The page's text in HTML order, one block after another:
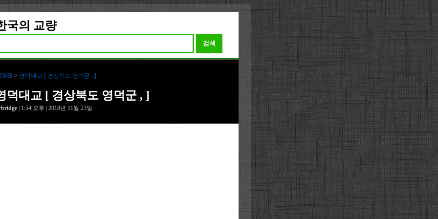
국의 교량
검색
> 영덕대교 [ 경상북도 영덕군 , ]
덕대교 [ 경상북도 영덕군 , ]
| 1:54 오후 | 2018년 11월 23일